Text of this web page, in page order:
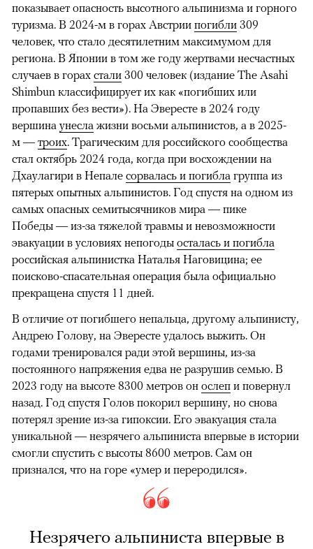
показывает опасность высотного альпинизма и горного
туризма. В 2024-м в горах Австрии погибли 309
человек, что стало десятилетним максимумом для
региона. В Японии в том же году жертвами несчастных
случаев в горах стали 300 человек (издание The Asahi
Shimbun классифицирует их как «погибших или
пропавших без вести»). На Эвересте в 2024 году
вершина унесла жизни восьми альпинистов, а в 2025-
м — троих. Трагическим для российского сообщества
стал октябрь 2024 года, когда при восхождении на
Дхаулагири в Непале сорвалась и погибла группа из
пятерых опытных альпинистов. Год спустя на одном из
самых опасных семитысячников мира — пике
Победы — из-за тяжелой травмы и невозможности
эвакуации в условиях непогоды осталась и погибла
российская альпинистка Наталья Наговицина; ее
поисково-спасательная операция была официально
прекращена спустя 11 дней.
В отличие от погибшего непальца, другому альпинисту,
Андрею Голову, на Эвересте удалось выжить. Он
годами тренировался ради этой вершины, из-за
постоянного напряжения едва не разрушив семью. В
2023 году на высоте 8300 метров он ослеп и повернул
назад. Год спустя Голов покорил вершину, но снова
потерял зрение из-за гипоксии. Его эвакуация стала
уникальной — незрячего альпиниста впервые в истории
смогли спустить с высоты 8600 метров. Сам он
признался, что на горе «умер и переродился».
Незрячего альпиниста впервые в